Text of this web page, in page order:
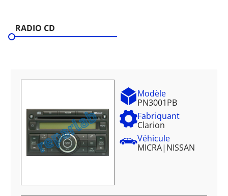
RADIO CD
Modèle
PN3001PB
Fabriquant
Clarion
Véhicule
MICRA| NISSAN